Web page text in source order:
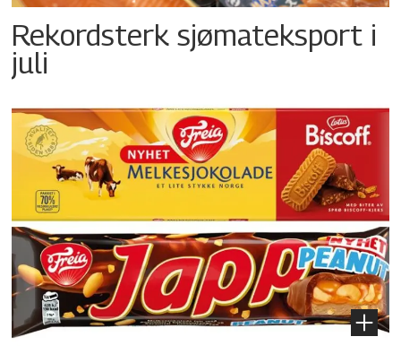
Rekordsterk sjømateksport i
juli